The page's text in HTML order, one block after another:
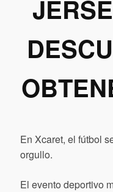
En Xcaret, el fútbol
orgullo.
El evento deportivo
Otorgo mi
para
suscribirme
de envío.